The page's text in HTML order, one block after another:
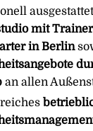
mit
in Berlin
an allen